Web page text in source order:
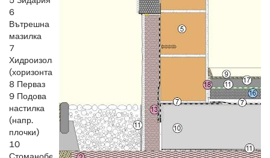
6
Вътрешна
мазилка
7
Хидроизолация
(хоризонтална)
8 Перваз
9 Подова
настилка
(напр.
плочки)
10